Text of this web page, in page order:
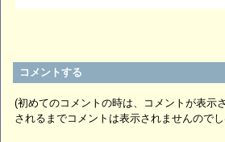
コメントする
(初めてのコメントの時は、コメントが表示
されるまでコメントは表示されませんので